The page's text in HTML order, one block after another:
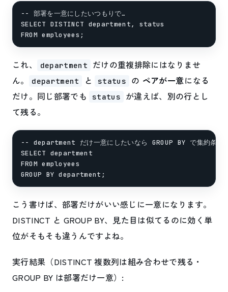
-- 部署を一意にしたいつもりで…
SELECT DISTINCT department, status
これ、 department
だけの重複排除にはなりませ
ん。
department と status の ペアが一意になる
だけ。同じ部署でも
status
が違えば、別の行とし
て残る。
-- department だけ一意にしたいなら GROUP BY で集約条件
SELECT department
FROM employees
こう書けば、部署だけがいい感じに一意になります。
DISTINCT と GROUP BY、見た目は似てるのに効く単
位がそもそも違うんですよね。
実行結果（DISTINCT 複数列は組み合わせで残る・
GROUP BY は部署だけ一意）: